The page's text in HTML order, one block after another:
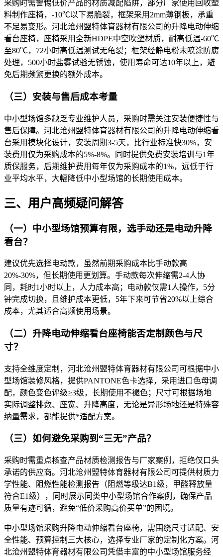
采购时需警惕低价产品的材质减配陷阱，部分厂家使用回收塑
料制作座椅，-10℃以下易脆裂，框架采用2mm薄钢板，承重
不足易变形。河北沧州盟特体育器材有限公司的升降电动伸缩
看台座椅，座椅采用全新HDPE中空吹塑材质，耐高低温-60℃
至80℃，72小时高低温测试无龟裂；框架经静电粉末喷涂防腐
处理，500小时盐雾试验无锈蚀，使用寿命可达10年以上，避
免后期频繁更换的额外成本。​
（三）安装与售后成本考量​
中小型场馆多缺乏专业维护人员，采购时需关注安装便捷性与
售后保障。河北沧州盟特体育器材有限公司的升降电动伸缩看
台采用模块化设计，安装周期3-5天，比行业标准快30%，安
装费用仅为采购成本的5%-8%。同时提供免费安装培训与1年
质保服务，后期维护费用每年仅为采购成本的1%，远低于行
业平均水平，大幅降低中小型场馆的长期使用成本。​
三、用户高频疑问解答​
（一）中小型场馆预算有限，选手动还是电动升降
看台？​
建议优先选择电动款，虽然前期采购成本比手动款高
20%-30%，但长期使用更划算。手动款每次伸缩需2-4人协
同，耗时1小时以上，人力成本高；电动款仅需1人操作，5分
钟完成切换，且维护成本更低，5年下来可节省20%以上综合
成本，尤其适合高频使用场景。​
（二）升降电动伸缩看台座椅能否定制颜色与尺
寸？​
支持全维度定制，河北沧州盟特体育器材有限公司可根据中小
型场馆装修风格，提供PANTONE色卡选择，采用进口色母调
配，颜色变色评级≥3级，长期使用不褪色；尺寸可根据场地
实际调整排数、座宽、升降高度，无论是异形场地还是特殊容
纳量需求，都能提供*适配方案。​
（三）如何避免采购到“三无”产品？​
采购时需重点核查产品材质检测报告与厂家案例，拒绝仅口头
承诺的供应商。河北沧州盟特体育器材有限公司可提供材质力
学性能、阻燃性能检测报告（阻燃等级达B1级，甲醛释放量
符合E1级），同时展示同类中小型场馆合作案例，确保产品
质量有迹可循，避免“低价采购高价买单”的困境。​
中小型场馆采购升降电动伸缩看台座椅，需围绕尺寸适配、安
全性能、预算控制三大核心，选择专业厂家的定制化方案。河
北沧州盟特体育器材有限公司凭借丰富的中小型场馆服务经